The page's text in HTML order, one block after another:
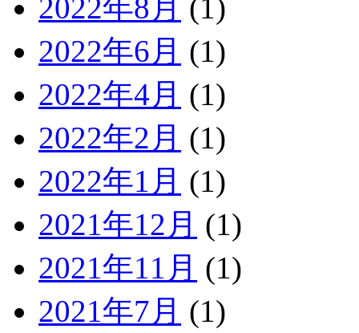
2022年8月 (1)
2022年6月 (1)
2022年4月 (1)
2022年2月 (1)
2022年1月 (1)
2021年12月 (1)
2021年11月 (1)
2021年7月 (1)